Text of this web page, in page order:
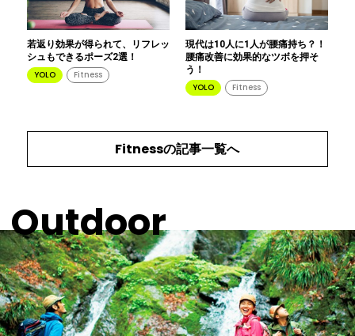
若返り効果が得られて、リフレッ
シュもできるポーズ2選！
YOLO Fitness
現代は10人に1人が腰痛持ち？！
腰痛改善に効果的なツボを押そ
う！
YOLO Fitness
Fitnessの記事一覧へ
Outdoor